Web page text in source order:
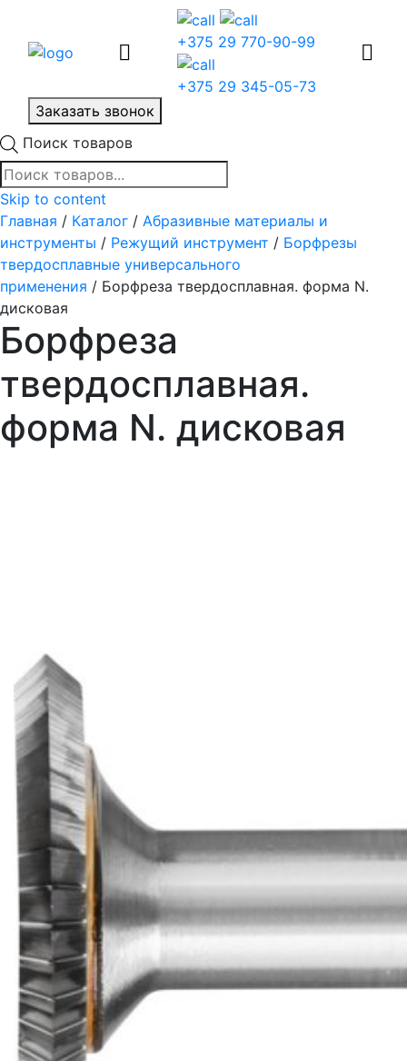
+375 29 770-90-99
+375 29 345-05-73
Заказать звонок
Поиск товаров
Skip to content
Главная / Каталог / Абразивные материалы и
инструменты / Режущий инструмент / Борфрезы
твердосплавные универсального
применения / Борфреза твердосплавная. форма N.
дисковая
Борфреза
твердосплавная.
форма N. дисковая